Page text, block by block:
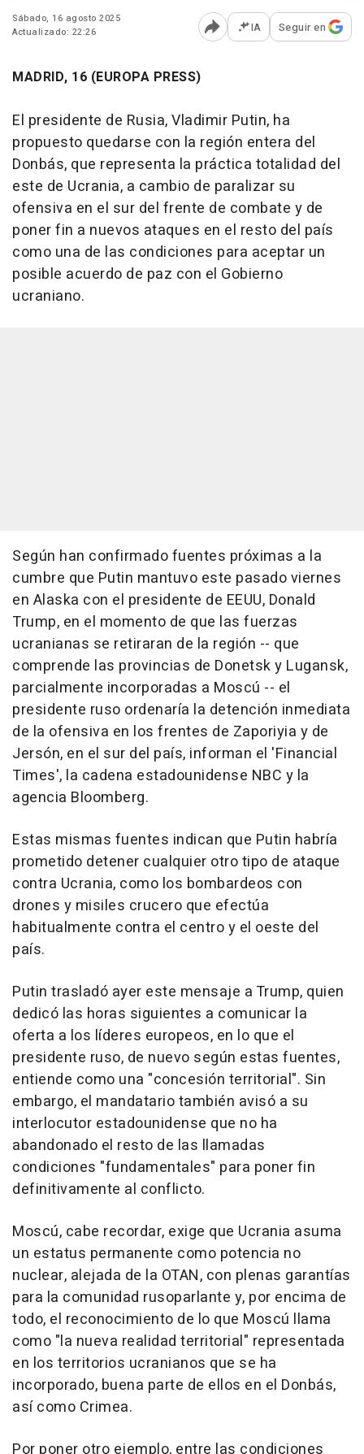
Sábado, 16 agosto 2025
Actualizado: 22:26
Abrir opciones para
IA Seguir en
MADRID, 16 (EUROPA PRESS)
El presidente de Rusia, Vladimir Putin, ha
propuesto quedarse con la región entera del
Donbás, que representa la práctica totalidad del
este de Ucrania, a cambio de paralizar su
ofensiva en el sur del frente de combate y de
poner fin a nuevos ataques en el resto del país
como una de las condiciones para aceptar un
posible acuerdo de paz con el Gobierno
ucraniano.
Según han confirmado fuentes próximas a la
cumbre que Putin mantuvo este pasado viernes
en Alaska con el presidente de EEUU, Donald
Trump, en el momento de que las fuerzas
ucranianas se retiraran de la región -- que
comprende las provincias de Donetsk y Lugansk,
parcialmente incorporadas a Moscú -- el
presidente ruso ordenaría la detención inmediata
de la ofensiva en los frentes de Zaporiyia y de
Jersón, en el sur del país, informan el 'Financial
Times', la cadena estadounidense NBC y la
agencia Bloomberg.
Estas mismas fuentes indican que Putin habría
prometido detener cualquier otro tipo de ataque
contra Ucrania, como los bombardeos con
drones y misiles crucero que efectúa
habitualmente contra el centro y el oeste del
país.
Putin trasladó ayer este mensaje a Trump, quien
dedicó las horas siguientes a comunicar la
oferta a los líderes europeos, en lo que el
presidente ruso, de nuevo según estas fuentes,
entiende como una "concesión territorial". Sin
embargo, el mandatario también avisó a su
interlocutor estadounidense que no ha
abandonado el resto de las llamadas
condiciones "fundamentales" para poner fin
definitivamente al conflicto.
Moscú, cabe recordar, exige que Ucrania asuma
un estatus permanente como potencia no
nuclear, alejada de la OTAN, con plenas garantías
para la comunidad rusoparlante y, por encima de
todo, el reconocimiento de lo que Moscú llama
como "la nueva realidad territorial" representada
en los territorios ucranianos que se ha
incorporado, buena parte de ellos en el Donbás,
así como Crimea.
Por poner otro ejemplo, entre las condiciones